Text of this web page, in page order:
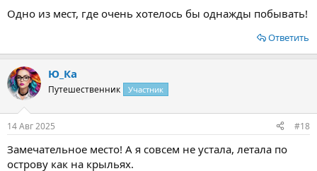
Одно из мест, где очень хотелось бы однажды побывать!
Ответить
Ю_Ка
Путешественник Участник
14 Авг 2025 #18
Замечательное место! А я совсем не устала, летала по
острову как на крыльях.